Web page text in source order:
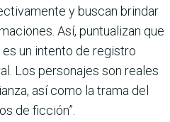
y buscan brindar
Así, puntualizan que
es un intento de registro
Los personajes son reales
así como la trama del
de ficción”.